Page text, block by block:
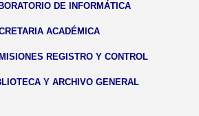
DE INFORMÁTICA
ACADÉMICA
REGISTRO Y CONTROL
Y ARCHIVO GENERAL